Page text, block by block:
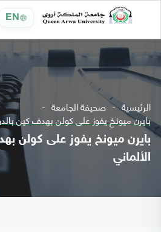
EN
الرئيسية صحيفة الجامعة
بايرن ميونخ يفوز على كولن بهدف كين
بايرن ميونخ يفوز على كولن
الألماني